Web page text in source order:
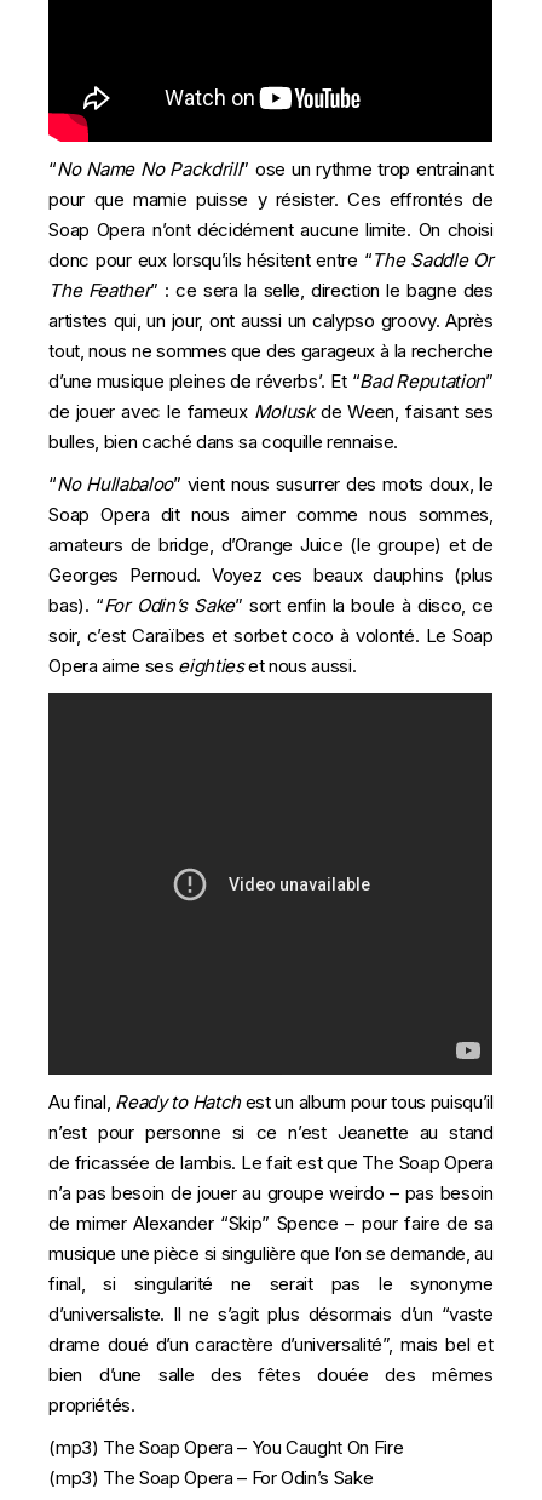
“No Name No Packdrill” ose un rythme trop entrainant
pour que mamie puisse y résister. Ces effrontés de
Soap Opera n’ont décidément aucune limite. On choisi
donc pour eux lorsqu’ils hésitent entre “The Saddle Or
The Feather” : ce sera la selle, direction le bagne des
artistes qui, un jour, ont aussi un calypso groovy. Après
tout, nous ne sommes que des garageux à la recherche
d’une musique pleines de réverbs’. Et “Bad Reputation”
de jouer avec le fameux Moluskde Ween, faisant ses
bulles, bien caché dans sa coquille rennaise.
“No Hullabaloo” vient nous susurrer des mots doux, le
Soap Opera dit nous aimer comme nous sommes,
amateurs de bridge, d’Orange Juice (le groupe) et de
Georges Pernoud. Voyez ces beaux dauphins (plus
bas). “For Odin’s Sake” sort enfin la boule à disco, ce
soir, c’est Caraïbes et sorbet coco à volonté. Le Soap
Opera aime ses eightieset nous aussi.
Au final, Ready to Hatchest un album pour tous puisqu’il
n’est pour personne si ce n’est Jeanette au stand
de fricassée de lambis. Le fait est que The Soap Opera
n’a pas besoin de jouer au groupe weirdo – pas besoin
de mimer Alexander “Skip” Spence – pour faire de sa
musique une pièce si singulière que l’on se demande, au
final, si singularité ne serait pas le synonyme
d’universaliste. Il ne s’agit plus désormais d’un “vaste
drame doué d’un caractère d’universalité”, mais bel et
bien d’une salle des fêtes douée des mêmes
propriétés.
(mp3) The Soap Opera – You Caught On Fire
(mp3) The Soap Opera – For Odin’s Sake